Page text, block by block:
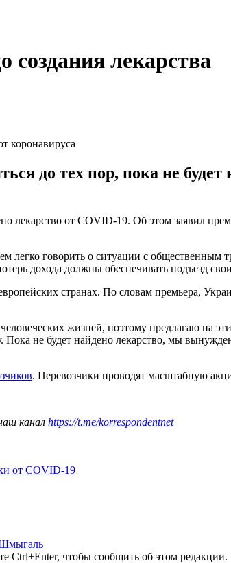
лекарства
коронавируса
до тех пор, пока не
лекарство от COVID-19. Об этом заявил
легко говорить о ситуации с
дохода должны обеспечивать подъезд
странах. По словам премьера,
жизней, поэтому предлагаю на
не будет найдено лекарство, мы
. Перевозчики проводят масштабную
канал https://t.me/korrespondentnet
от COVID-19
Ctrl+Enter, чтобы сообщить об этом редакции.